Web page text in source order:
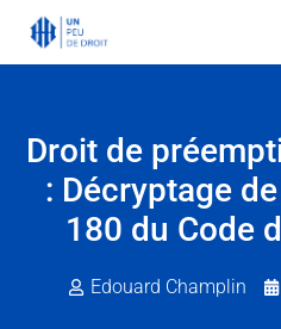
Droit de
: Décryptage
180 du Code
Edouard Champlin